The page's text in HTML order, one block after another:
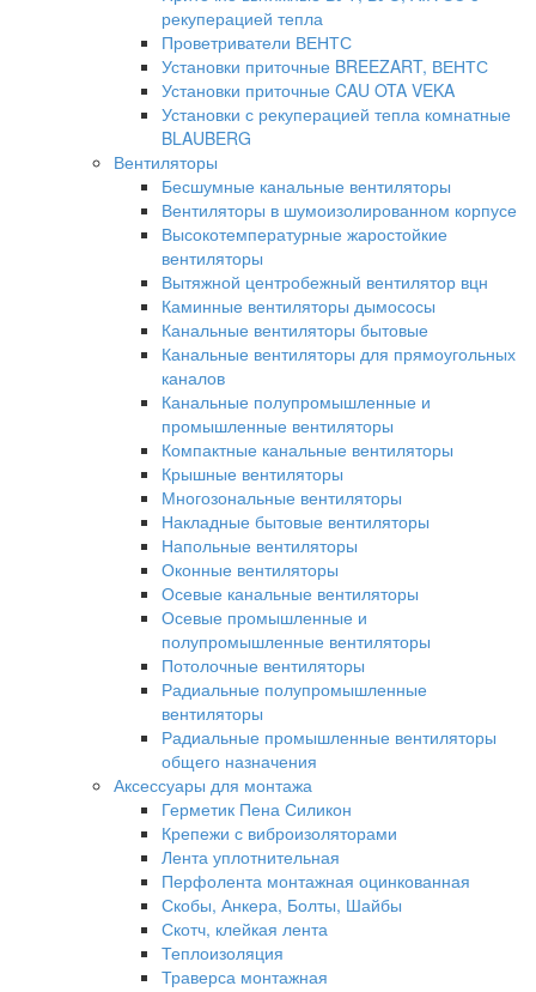
рекуперацией тепла
Проветриватели ВЕНТС
Установки приточные BREEZART, ВЕНТС
Установки приточные CAU OTA VEKA
Установки с рекуперацией тепла комнатные
BLAUBERG
Вентиляторы
Бесшумные канальные вентиляторы
Вентиляторы в шумоизолированном корпусе
Высокотемпературные жаростойкие
вентиляторы
Вытяжной центробежный вентилятор вцн
Каминные вентиляторы дымососы
Канальные вентиляторы бытовые
Канальные вентиляторы для прямоугольных
каналов
Канальные полупромышленные и
промышленные вентиляторы
Компактные канальные вентиляторы
Крышные вентиляторы
Многозональные вентиляторы
Накладные бытовые вентиляторы
Напольные вентиляторы
Оконные вентиляторы
Осевые канальные вентиляторы
Осевые промышленные и
полупромышленные вентиляторы
Потолочные вентиляторы
Радиальные полупромышленные
вентиляторы
Радиальные промышленные вентиляторы
общего назначения
Аксессуары для монтажа
Герметик Пена Силикон
Крепежи с виброизоляторами
Лента уплотнительная
Перфолента монтажная оцинкованная
Скобы, Анкера, Болты, Шайбы
Скотч, клейкая лента
Теплоизоляция
Траверса монтажная